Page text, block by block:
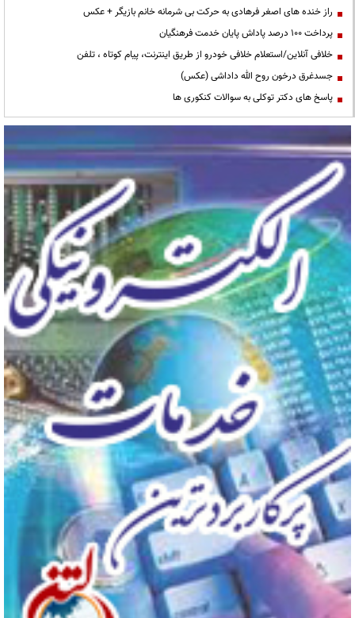
راز خنده های اصغر فرهادی به حرکت بی شرمانه خانم بازیگر + عکس
پرداخت ۱۰۰ درصد پاداش پایان خدمت فرهنگیان
خلافی آنلاین/استعلام خلافی خودرو از طریق اینترنت، پیام کوتاه ، تلفن
جسدغرق درخون روح الله داداشی (عکس)
پاسخ های دکتر توکلی به سوالات کنکوری ها